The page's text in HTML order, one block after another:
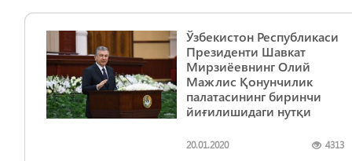
Ўзбекистон Республикаси
Президенти Шавкат
Мирзиёевнинг Олий
Мажлис Қонунчилик
палатасининг биринчи
йиғилишидаги нутқи
20.01.2020 4313